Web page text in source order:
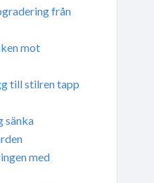
från
mot
till stilren tapp
sänka
med